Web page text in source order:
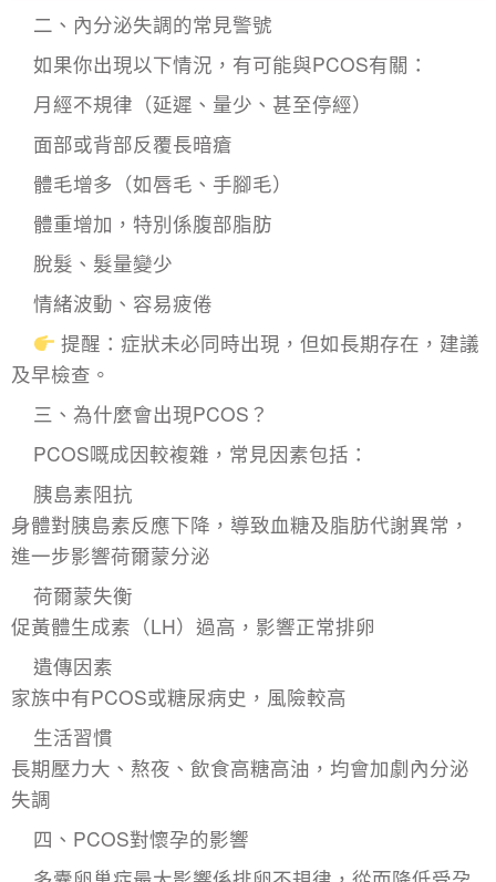
二、內分泌失調的常見警號
如果你出現以下情況，有可能與PCOS有關：
月經不規律（延遲、量少、甚至停經）
面部或背部反覆長暗瘡
體毛增多（如唇毛、手腳毛）
體重增加，特別係腹部脂肪
脫髮、髮量變少
情緒波動、容易疲倦
提醒：症狀未必同時出現，但如長期存在，建議
及早檢查。
三、為什麼會出現PCOS？
PCOS嘅成因較複雜，常見因素包括：
胰島素阻抗
身體對胰島素反應下降，導致血糖及脂肪代謝異常，
進一步影響荷爾蒙分泌
荷爾蒙失衡
促黃體生成素（LH）過高，影響正常排卵
遺傳因素
家族中有PCOS或糖尿病史，風險較高
生活習慣
長期壓力大、熬夜、飲食高糖高油，均會加劇內分泌
失調
四、PCOS對懷孕的影響